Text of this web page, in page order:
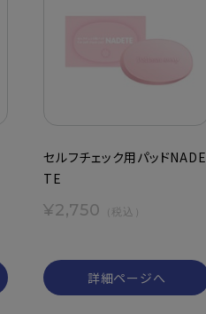
セルフチェック用パッドNADE
TE
¥2,750 （税込）
詳細ページへ